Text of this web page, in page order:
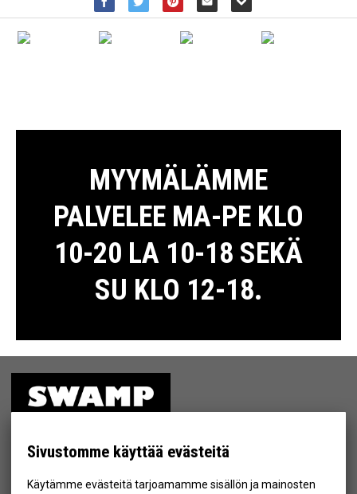
Sivustomme käyttää evästeitä
Käytämme evästeitä tarjoamamme sisällön ja mainosten
MYYMÄLÄMME
PALVELEE MA-PE KLO
10-20 LA 10-18 SEKÄ
SU KLO 12-18.
MYYMÄLÄ